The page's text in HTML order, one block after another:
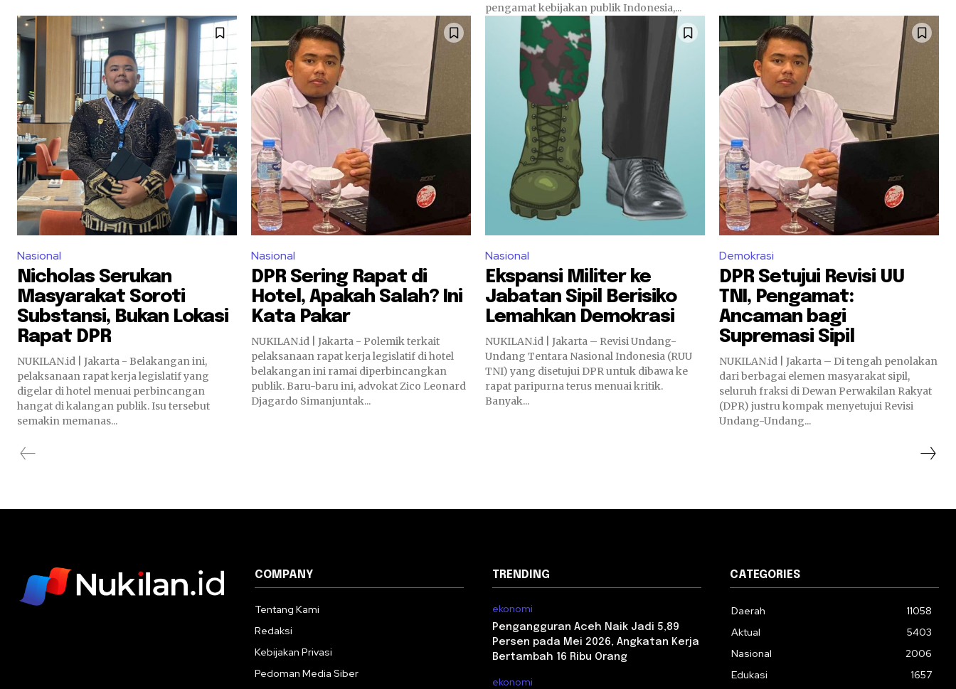
pengamat kebijakan publik Indonesia,...
Nasional
Nicholas Serukan
Masyarakat Soroti
Substansi, Bukan Lokasi
Rapat DPR
NUKILAN.id | Jakarta - Belakangan ini,
pelaksanaan rapat kerja legislatif yang
digelar di hotel menuai perbincangan
hangat di kalangan publik. Isu tersebut
semakin memanas...
Nasional
DPR Sering Rapat di
Hotel, Apakah Salah? Ini
Kata Pakar
NUKILAN.id | Jakarta - Polemik terkait
pelaksanaan rapat kerja legislatif di hotel
belakangan ini ramai diperbincangkan
publik. Baru-baru ini, advokat Zico Leonard
Djagardo Simanjuntak...
Nasional
Ekspansi Militer ke
Jabatan Sipil Berisiko
Lemahkan Demokrasi
NUKILAN.id | Jakarta – Revisi Undang-
Undang Tentara Nasional Indonesia (RUU
TNI) yang disetujui DPR untuk dibawa ke
rapat paripurna terus menuai kritik.
Banyak...
Demokrasi
DPR Setujui Revisi UU
TNI, Pengamat:
Ancaman bagi
Supremasi Sipil
NUKILAN.id | Jakarta – Di tengah penolakan
dari berbagai elemen masyarakat sipil,
seluruh fraksi di Dewan Perwakilan Rakyat
(DPR) justru kompak menyetujui Revisi
Undang-Undang...
COMPANY
Tentang Kami
Redaksi
Kebijakan Privasi
Pedoman Media Siber
TRENDING
ekonomi
Pengangguran Aceh Naik Jadi 5,89
Persen pada Mei 2026, Angkatan Kerja
Bertambah 16 Ribu Orang
ekonomi
CATEGORIES
Daerah
11058
Aktual
5403
Nasional
2006
Edukasi
1657